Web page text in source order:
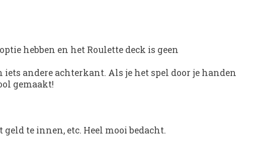
hebben en het Roulette deck is geen
andere achterkant. Als je het spel door je handen
gemaakt!
te innen, etc. Heel mooi bedacht.